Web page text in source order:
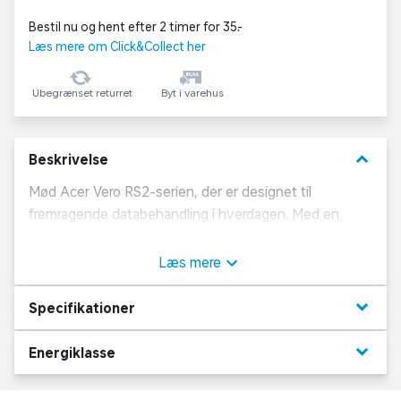
Bestil nu og hent efter 2 timer for 35,-
Læs mere om Click&Collect her
Ubegrænset returret Byt i varehus
Beskrivelse keyboard_arrow_down
Mød Acer Vero RS2-serien, der er designet til
fremragende databehandling i hverdagen. Med en
miljøvenligt design er disse skærme perfekte til
hjemmet eller kontoret
Ultraslank
Med et ZeroFrame-design og en ultraslank profil på
blot 6,9 mm passer Vero RS2 perfekt ind i ethvert
Læs mere
Specifikationer keyboard_arrow_down
Energiklasse keyboard_arrow_down